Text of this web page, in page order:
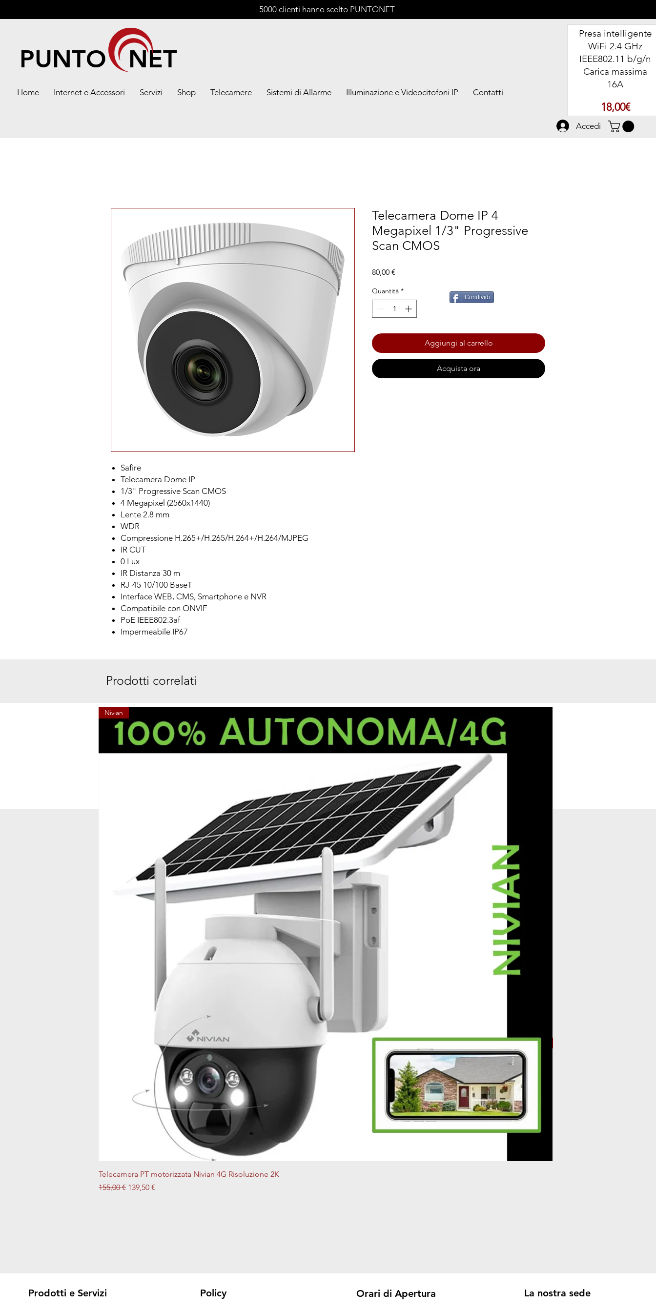
5000 clienti hanno scelto PUNTONET
Presa intelligente
WiFi 2.4 GHz
IEEE802.11 b/g/n
Carica massima
16A
18,00€
Home Internet e Accessori Servizi Shop Telecamere Sistemi di Allarme Illuminazione e Videocitofoni IP Contatti
PUNTO NET
Accedi
Safire
Telecamera Dome IP
1/3" Progressive Scan CMOS
4 Megapixel (2560x1440)
Lente 2.8 mm
WDR
Compressione H.265+/H.265/H.264+/H.264/MJPEG
IR CUT
0 Lux
IR Distanza 30 m
RJ-45 10/100 BaseT
Interface WEB, CMS, Smartphone e NVR
Compatibile con ONVIF
PoE IEEE802.3af
Impermeabile IP67
Telecamera Dome IP 4
Megapixel 1/3" Progressive
Scan CMOS
80,00 €
Quantità *
Aggiungi al carrello
Acquista ora
Condividi
Prodotti correlati
Nivian
Telecamera PT motorizzata Nivian 4G Risoluzione 2K
Prezzo regolare
155,00 € Prezzo scontato
139,50 €
Prodotti e Servizi Policy Orari di Apertura La nostra sede